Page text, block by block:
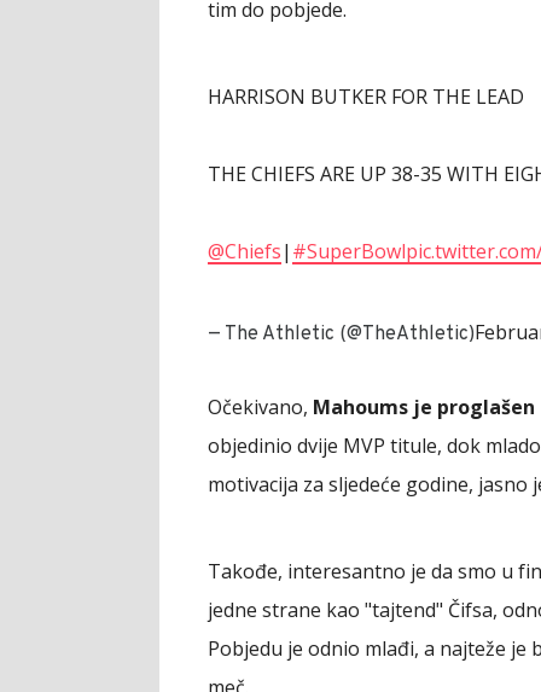
tim do pobjede.
HARRISON BUTKER FOR THE LEAD
THE CHIEFS ARE UP 38-35 WITH
@Chiefs| #SuperBowl
— The Athletic (@TheAthletic)
Očekivano, Mahoums je
objedinio dvije MVP titule, dok
motivacija za sljedeće godine, jasno
Takođe, interesantno je da smo u
jedne strane kao "tajtend" Čifsa,
Pobjedu je odnio mlađi, a najteže